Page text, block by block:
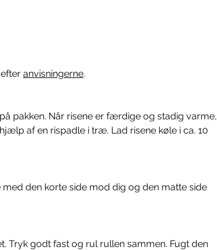
anvisningerne.
pakken. Når risene er færdige og stadig varme,
af en rispadle i træ. Lad risene køle i ca. 10
den korte side mod dig og den matte side
Tryk godt fast og rul rullen sammen. Fugt den